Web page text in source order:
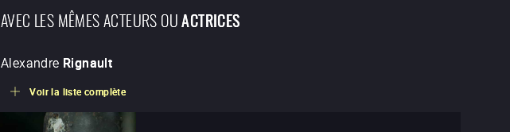
AVEC LES MÊMES ACTEURS OUACTRICES
Alexandre Rignault
Voir la liste complète